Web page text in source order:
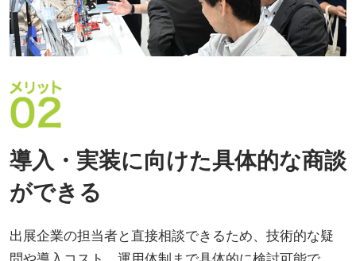
導入・実装に向けた具体的な商談
ができる
出展企業の担当者と直接相談できるため、技術的な疑